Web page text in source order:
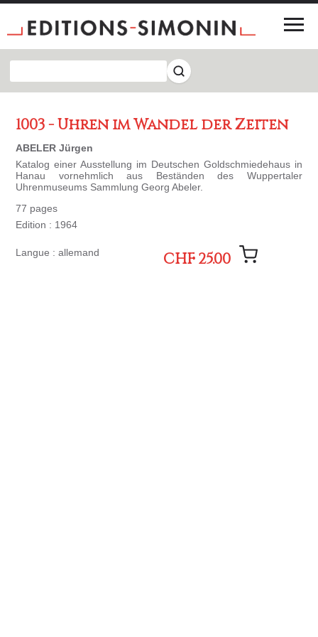
1003 - Uhren im Wandel der Zeiten
ABELER Jürgen
Katalog einer Ausstellung im Deutschen Goldschmiedehaus in
Hanau vornehmlich aus Beständen des Wuppertaler
Uhrenmuseums Sammlung Georg Abeler.
77 pages
Edition : 1964
Langue : allemand CHF 25.00